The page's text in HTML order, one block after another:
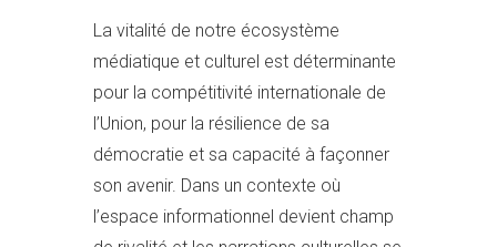
La vitalité de notre écosystème
médiatique et culturel est déterminante
pour la compétitivité internationale de
l’Union, pour la résilience de sa
démocratie et sa capacité à façonner
son avenir. Dans un contexte où
l’espace informationnel devient champ